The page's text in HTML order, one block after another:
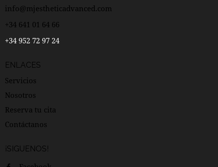
info@mjestheticadvanced.com
+34 641 01 64 66
+34 952 72 97 24
ENLACES
Servicios
Nosotros
Reserva tu cita
Contáctanos
¡SIGUENOS!